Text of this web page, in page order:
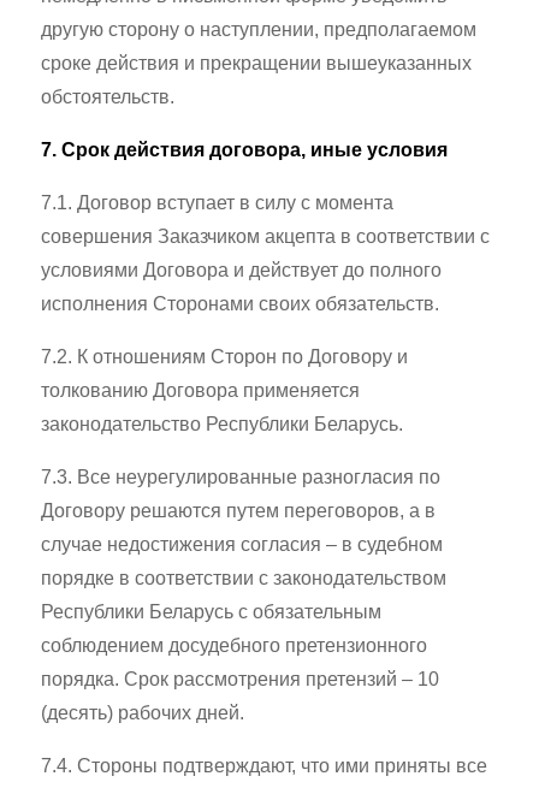
другую сторону о наступлении, предполагаемом
сроке действия и прекращении вышеуказанных
обстоятельств.
7. Срок действия договора, иные условия
7.1. Договор вступает в силу с момента
совершения Заказчиком акцепта в соответствии с
условиями Договора и действует до полного
исполнения Сторонами своих обязательств.
7.2. К отношениям Сторон по Договору и
толкованию Договора применяется
законодательство Республики Беларусь.
7.3. Все неурегулированные разногласия по
Договору решаются путем переговоров, а в
случае недостижения согласия – в судебном
порядке в соответствии с законодательством
Республики Беларусь с обязательным
соблюдением досудебного претензионного
порядка. Срок рассмотрения претензий – 10
(десять) рабочих дней.
7.4. Стороны подтверждают, что ими приняты все